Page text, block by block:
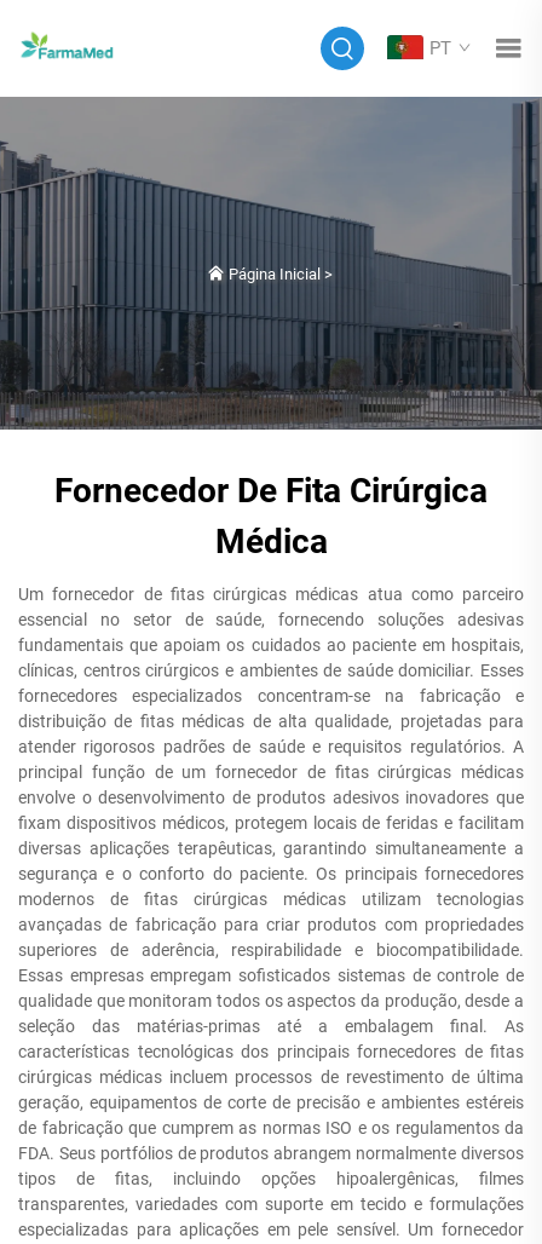
PT
Página Inicial>
Fornecedor De Fita Cirúrgica
Médica
Um fornecedor de fitas cirúrgicas médicas atua como parceiro
essencial no setor de saúde, fornecendo soluções adesivas
fundamentais que apoiam os cuidados ao paciente em hospitais,
clínicas, centros cirúrgicos e ambientes de saúde domiciliar. Esses
fornecedores especializados concentram-se na fabricação e
distribuição de fitas médicas de alta qualidade, projetadas para
atender rigorosos padrões de saúde e requisitos regulatórios. A
principal função de um fornecedor de fitas cirúrgicas médicas
envolve o desenvolvimento de produtos adesivos inovadores que
fixam dispositivos médicos, protegem locais de feridas e facilitam
diversas aplicações terapêuticas, garantindo simultaneamente a
segurança e o conforto do paciente. Os principais fornecedores
modernos de fitas cirúrgicas médicas utilizam tecnologias
avançadas de fabricação para criar produtos com propriedades
superiores de aderência, respirabilidade e biocompatibilidade.
Essas empresas empregam sofisticados sistemas de controle de
qualidade que monitoram todos os aspectos da produção, desde a
seleção das matérias-primas até a embalagem final. As
características tecnológicas dos principais fornecedores de fitas
cirúrgicas médicas incluem processos de revestimento de última
geração, equipamentos de corte de precisão e ambientes estéreis
de fabricação que cumprem as normas ISO e os regulamentos da
FDA. Seus portfólios de produtos abrangem normalmente diversos
tipos de fitas, incluindo opções hipoalergênicas, filmes
transparentes, variedades com suporte em tecido e formulações
especializadas para aplicações em pele sensível. Um fornecedor